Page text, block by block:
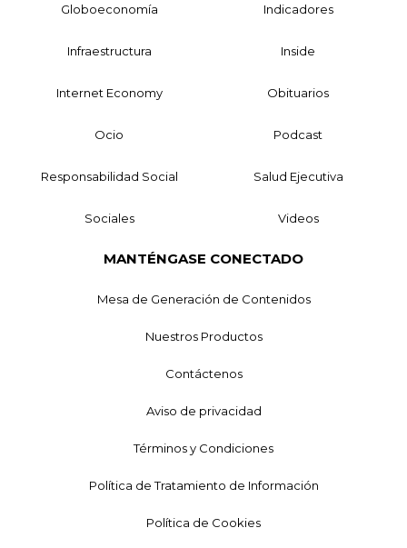
Globoeconomía Indicadores
Infraestructura Inside
Internet Economy Obituarios
Ocio Podcast
Responsabilidad Social Salud Ejecutiva
Sociales Videos
MANTÉNGASE CONECTADO
Mesa de Generación de Contenidos
Nuestros Productos
Contáctenos
Aviso de privacidad
Términos y Condiciones
Política de Tratamiento de Información
Política de Cookies